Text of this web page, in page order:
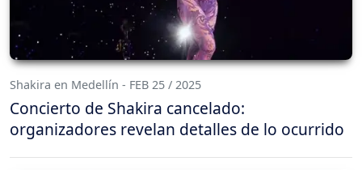
Shakira en Medellín - FEB 25 / 2025
Concierto de Shakira cancelado:
organizadores revelan detalles de lo ocurrido